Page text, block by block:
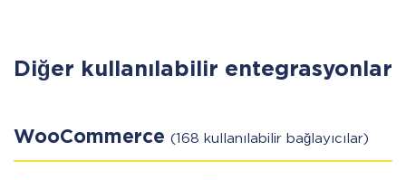
Diğer kullanılabilir entegrasyonlar
WooCommerce (168 kullanılabilir bağlayıcılar)